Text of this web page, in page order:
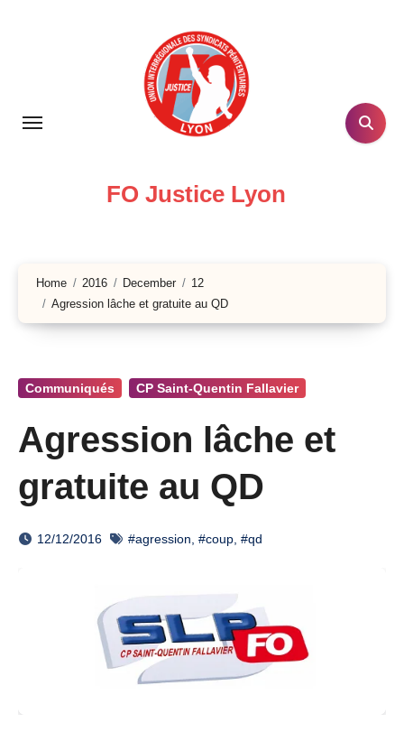
FO Justice Lyon
Home 2016 December
12
Agression lâche et gratuite au QD
Communiqués CP Saint-Quentin Fallavier
Agression lâche et
gratuite au QD
12/12/2016 #agression #coup #qd